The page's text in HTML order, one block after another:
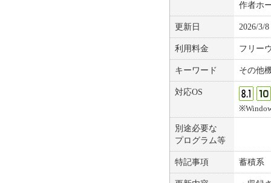
作者ホ
更新日 2026/3/8
利用料金 フリー
キーワード その他
対応OS
別途必要な
プログラム等
特記事項 蓄積系